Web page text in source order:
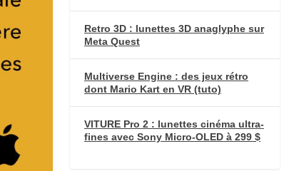
Retro 3D : lunettes 3D anaglyphe sur
Meta Quest
Multiverse Engine : des jeux rétro
dont Mario Kart en VR (tuto)
VITURE Pro 2 : lunettes cinéma ultra-
fines avec Sony Micro-OLED à 299 $